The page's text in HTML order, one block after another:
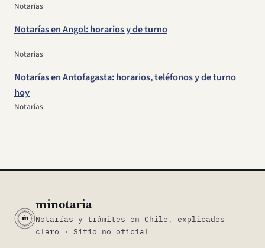
Notarías
Notarías en Angol: horarios y de turno
Notarías
Notarías en Antofagasta: horarios, teléfonos y de turno
hoy
Notarías
m
minotaria
Notarías y trámites en Chile, explicados
claro · Sitio no oficial